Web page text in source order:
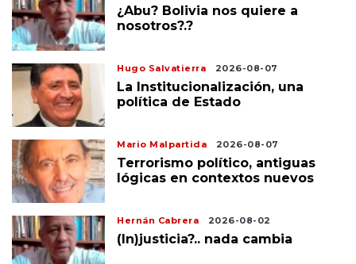
¿Abu? Bolivia nos quiere a
nosotros?.?
Hugo Salvatierra 2026-08-07
La Institucionalización, una
política de Estado
Mario Malpartida 2026-08-07
Terrorismo político, antiguas
lógicas en contextos nuevos
Hernán Cabrera 2026-08-02
(In)justicia?.. nada cambia